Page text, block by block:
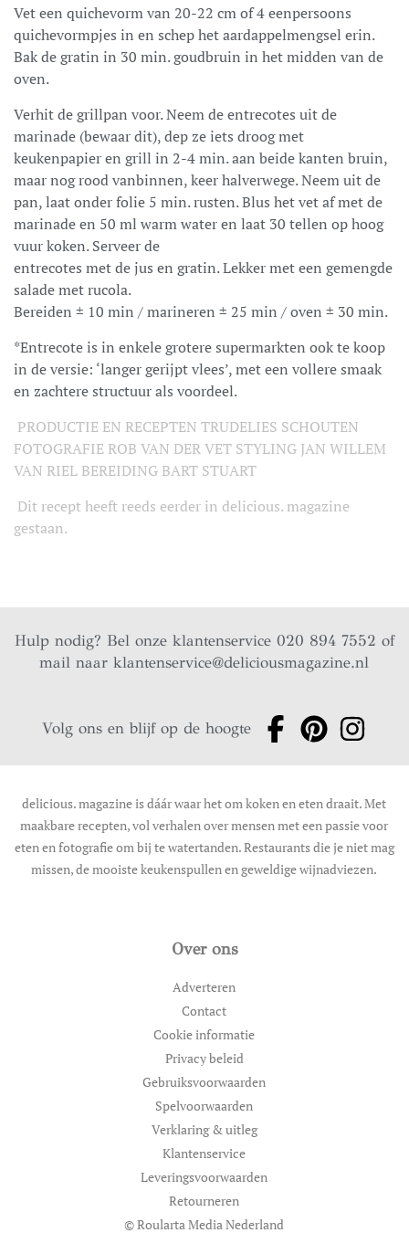
Vet een quichevorm van 20-22 cm of 4 eenpersoons
quichevormpjes in en schep het aardappelmengsel erin.
Bak de gratin in 30 min. goudbruin in het midden van de
oven.
Verhit de grillpan voor. Neem de entrecotes uit de
marinade (bewaar dit), dep ze iets droog met
keukenpapier en grill in 2-4 min. aan beide kanten bruin,
maar nog rood vanbinnen, keer halverwege. Neem uit de
pan, laat onder folie 5 min. rusten. Blus het vet af met de
marinade en 50 ml warm water en laat 30 tellen op hoog
vuur koken. Serveer de
entrecotes met de jus en gratin. Lekker met een gemengde
salade met rucola.
Bereiden ± 10 min / marineren ± 25 min / oven ± 30 min.
*Entrecote is in enkele grotere supermarkten ook te koop
in de versie: ‘langer gerijpt vlees’, met een vollere smaak
en zachtere structuur als voordeel.
PRODUCTIE EN RECEPTEN TRUDELIES SCHOUTEN
FOTOGRAFIE ROB VAN DER VET STYLING JAN WILLEM
VAN RIEL BEREIDING BART STUART
Dit recept heeft reeds eerder in delicious. magazine
gestaan.
Hulp nodig? Bel onze klantenservice 020 894 7552 of
mail naarklantenservice@deliciousmagazine.nl
Volg ons en blijf op de hoogte
delicious. magazine is dáár waar het om koken en eten draait. Met
maakbare recepten, vol verhalen over mensen met een passie voor
eten en fotografie om bij te watertanden. Restaurants die je niet mag
missen, de mooiste keukenspullen en geweldige wijnadviezen.
Over ons
Adverteren
Contact
Cookie informatie
Privacy beleid
Gebruiksvoorwaarden
Spelvoorwaarden
Verklaring & uitleg
Klantenservice
Leveringsvoorwaarden
Retourneren
© Roularta Media Nederland